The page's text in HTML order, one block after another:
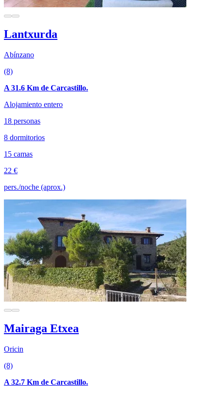
Lantxurda
Abínzano
(8)
A 31.6 Km de Carcastillo.
Alojamiento entero
18 personas
8 dormitorios
15 camas
22 €
pers./noche (aprox.)
Mairaga Etxea
Oricin
(8)
A 32.7 Km de Carcastillo.